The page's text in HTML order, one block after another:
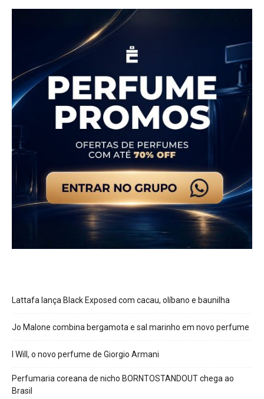
Lattafa lança Black Exposed com cacau, olíbano e baunilha
Jo Malone combina bergamota e sal marinho em novo perfume
I Will, o novo perfume de Giorgio Armani
Perfumaria coreana de nicho BORNTOSTANDOUT chega ao
Brasil